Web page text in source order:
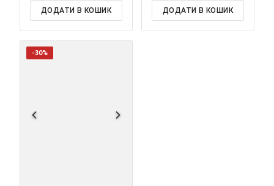
ДОДАТИ В КОШИК ДОДАТИ В КОШИК
-30%